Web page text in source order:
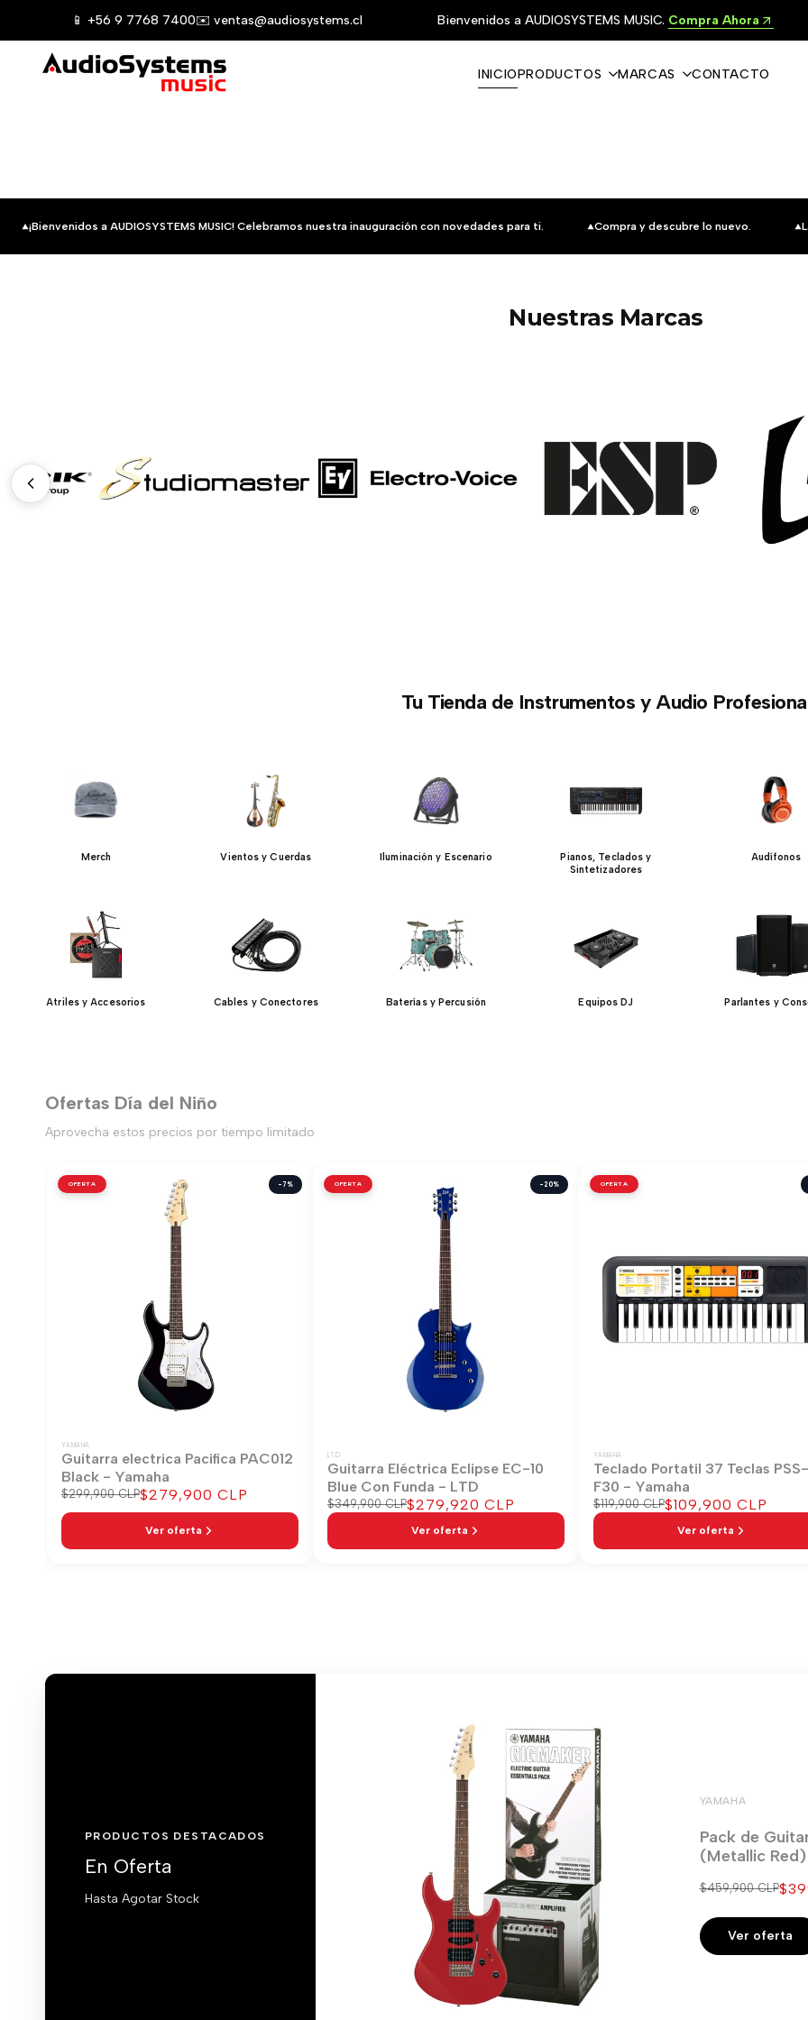
📱 +56 9 7768 7400✉️ ventas@audiosystems.cl Bienvenidos a AUDIOSYSTEMS MUSIC. Compra Ahora
INICIOPRODUCTOS MARCAS CONTACTO
¡Bienvenidos a AUDIOSYSTEMS MUSIC! Celebramos nuestra inauguración con novedades para ti. Compra y descubre lo nuevo.
Nuestras Marcas
Tu Tienda de Instrumentos y Audio
Merch Vientos y Cuerdas Iluminación y Escenario
Pianos, Teclados y
Sintetizadores
Audífonos
Atriles y Accesorios Cables y Conectores Baterías y Percusión Equipos DJ Parlantes y
Ofertas Día del Niño
Aprovecha estos precios por tiempo limitado
OFERTA -7%
YAMAHA
Guitarra electrica Pacifica PAC012
Black - Yamaha
Precio
$299,900 CLPPrecio
de
venta
$279,900 CLP
Ver oferta
OFERTA -20%
LTD
Guitarra Eléctrica Eclipse EC-10
Blue Con Funda - LTD
Precio
regular
$349,900 CLPPrecio
venta
$279,920 CLP
Ver oferta
OFERTA
YAMAHA
Teclado Portatil 37 Teclas PSS-
F30 - Yamaha
Precio
regular
$119,900 CLPPrecio
venta
$109,900 CLP
Ver oferta
PRODUCTOS DESTACADOS
En Oferta
Hasta Agotar Stock
YAMAHA
Pack de
(Metallic
Precio
$459,900 CLP
Ver oferta